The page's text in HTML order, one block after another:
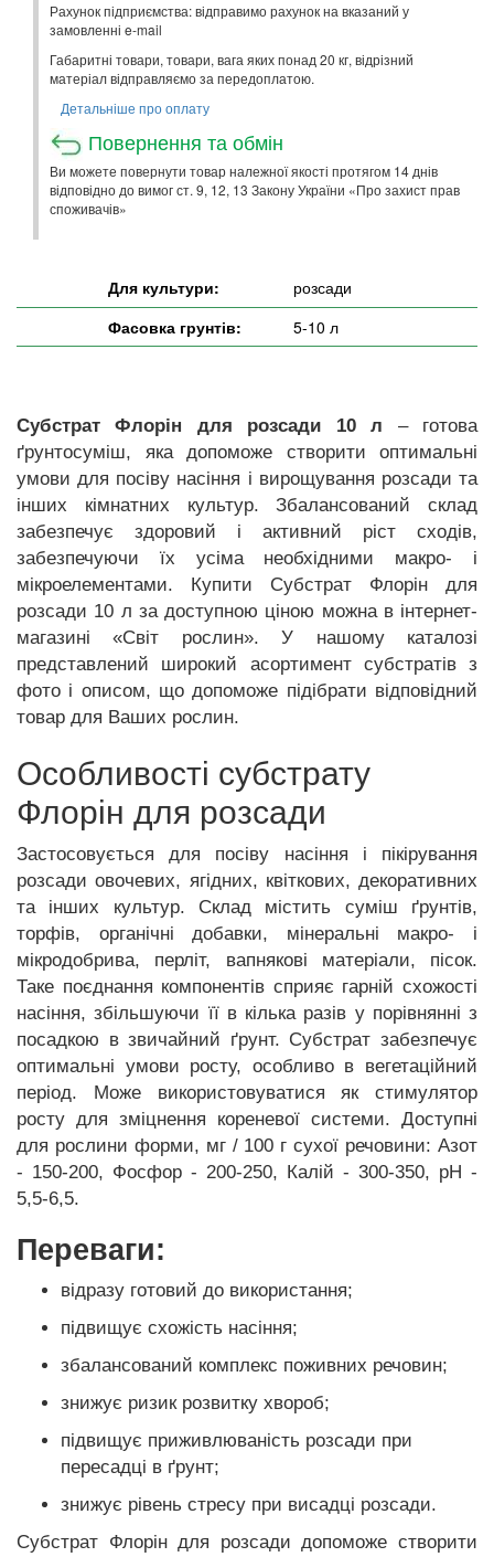
Рахунок підприємства: відправимо рахунок на вказаний у
замовленні e-mail
Габаритні товари, товари, вага яких понад 20 кг, відрізний
матеріал відправляємо за передоплатою.
Детальніше про оплату
Повернення та обмін
Ви можете повернути товар належної якості протягом 14 днів
відповідно до вимог ст. 9, 12, 13 Закону України «Про захист прав
споживачів»
Для культури:
розсади
Фасовка грунтів:
5-10 л
Субстрат Флорін для розсади 10 л – готова
ґрунтосуміш, яка допоможе створити оптимальні
умови для посіву насіння і вирощування розсади та
інших кімнатних культур. Збалансований склад
забезпечує здоровий і активний ріст сходів,
забезпечуючи їх усіма необхідними макро- і
мікроелементами. Купити Субстрат Флорін для
розсади 10 л за доступною ціною можна в інтернет-
магазині «Світ рослин». У нашому каталозі
представлений широкий асортимент субстратів з
фото і описом, що допоможе підібрати відповідний
товар для Ваших рослин.
Особливості субстрату
Флорін для розсади
Застосовується для посіву насіння і пікірування
розсади овочевих, ягідних, квіткових, декоративних
та інших культур. Склад містить суміш ґрунтів,
торфів, органічні добавки, мінеральні макро- і
мікродобрива, перліт, вапнякові матеріали, пісок.
Таке поєднання компонентів сприяє гарній схожості
насіння, збільшуючи її в кілька разів у порівнянні з
посадкою в звичайний ґрунт. Субстрат забезпечує
оптимальні умови росту, особливо в вегетаційний
період. Може використовуватися як стимулятор
росту для зміцнення кореневої системи. Доступні
для рослини форми, мг / 100 г сухої речовини: Азот
- 150-200, Фосфор - 200-250, Калій - 300-350, рН -
5,5-6,5.
Переваги:
відразу готовий до використання;
підвищує схожість насіння;
збалансований комплекс поживних речовин;
знижує ризик розвитку хвороб;
підвищує приживлюваність розсади при
пересадці в ґрунт;
знижує рівень стресу при висадці розсади.
Субстрат Флорін для розсади допоможе створити